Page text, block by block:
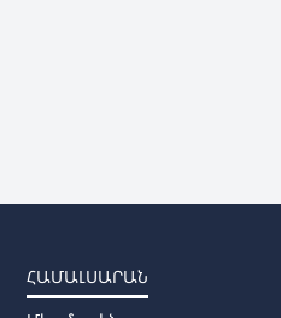
ՀԱՄԱԼՍԱՐԱՆ